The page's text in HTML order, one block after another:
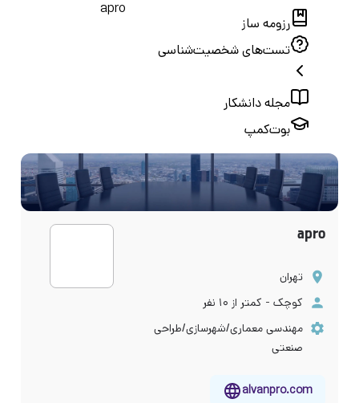
رزومه ساز
تست‌های شخصیت‌شناسی
مجله دانشکار
بوت‌کمپ
apro
apro
تهران
کوچک - کمتر از ۱۰ نفر
مهندسی معماری/شهرسازی/طراحی
صنعتی
alvanpro.com